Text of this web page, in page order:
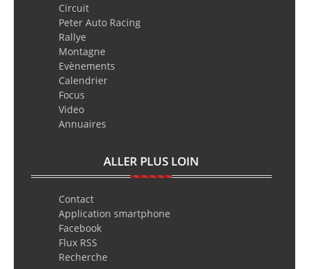
Circuit
Peter Auto Racing
Rallye
Montagne
Evènements
Calendrier
Focus
Video
Annuaires
ALLER PLUS LOIN
Contact
Application smartphone
Facebook
Flux RSS
Recherche